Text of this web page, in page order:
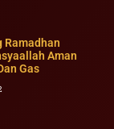
Ramadhan
Aman
Gas